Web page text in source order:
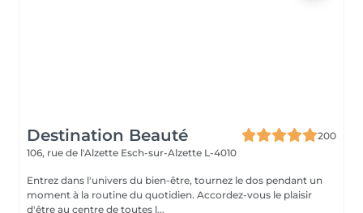
Destination Beauté
200
106, rue de l'Alzette Esch-sur-Alzette L-4010
Entrez dans l'univers du bien-être, tournez le dos pendant un
moment à la routine du quotidien. Accordez-vous le plaisir
d'être au centre de toutes l...